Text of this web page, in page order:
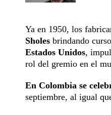
Ya en 1950, los
Sholes brindando
Estados Unidos,
rol del gremio en el
En Colombia se
septiembre, al igual